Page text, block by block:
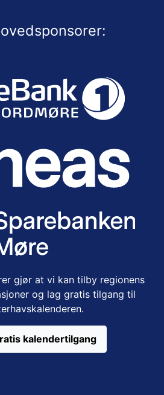
gjør at vi kan tilby regionens
og lag gratis tilgang til
kalendertilgang